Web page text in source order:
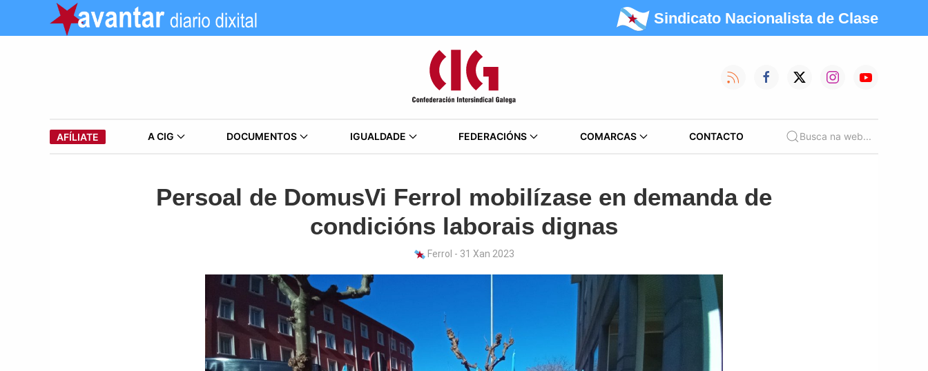
Sindicato Nacionalista de Clase
AFÍLIATE A CIG DOCUMENTOS IGUALDADE FEDERACIÓNS COMARCAS CONTACTO Busca na web...
Persoal de DomusVi Ferrol mobilízase en demanda de
condicións laborais dignas
Ferrol - 31 Xan 2023